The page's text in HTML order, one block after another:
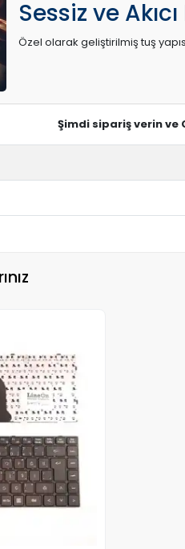
Sessiz ve
Özel olarak geliştirilmiş tuş
Şimdi sipariş verin ve